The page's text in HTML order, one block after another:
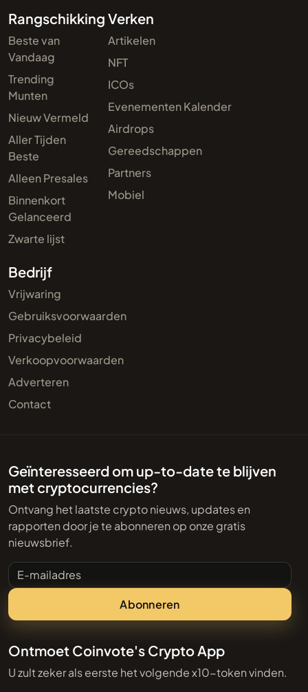
Rangschikking
Beste van
Vandaag
Trending
Munten
Nieuw Vermeld
Aller Tijden
Beste
Alleen Presales
Binnenkort
Gelanceerd
Zwarte lijst
Verken
Artikelen
NFT
ICOs
Evenementen Kalender
Airdrops
Gereedschappen
Partners
Mobiel
Bedrijf
Vrijwaring
Gebruiksvoorwaarden
Privacybeleid
Verkoopvoorwaarden
Adverteren
Contact
Geïnteresseerd om up-to-date te blijven
met cryptocurrencies?
Ontvang het laatste crypto nieuws, updates en
rapporten door je te abonneren op onze gratis
nieuwsbrief.
E-mailadres
Abonneren
Ontmoet Coinvote's Crypto App
U zult zeker als eerste het volgende x10-token vinden.